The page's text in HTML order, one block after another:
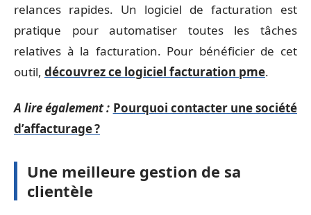
relances rapides. Un logiciel de facturation est
pratique pour automatiser toutes les tâches
relatives à la facturation. Pour bénéficier de cet
outil, découvrez ce logiciel facturation pme.
A lire également : Pourquoi contacter une société
d’affacturage ?
Une meilleure gestion de sa
clientèle